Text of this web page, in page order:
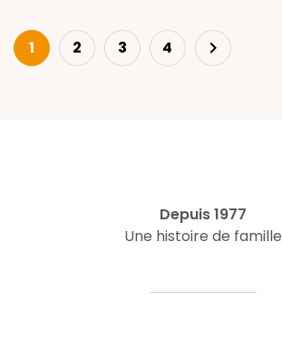
1 2 3 4 Suivant

Depuis 1977
Une histoire de famille